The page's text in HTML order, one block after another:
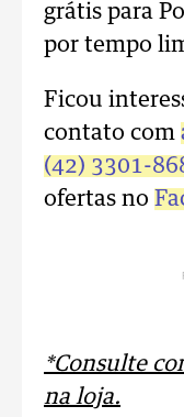
grátis para
por tempo
Ficou
contato com
(42) 3301-
ofertas no
*Consulte
na loja.